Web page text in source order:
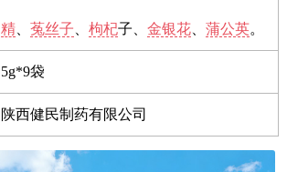
精、 菟丝子 枸杞子、 金银花、 蒲公英。
5g*9袋
陕西健民制药有限公司